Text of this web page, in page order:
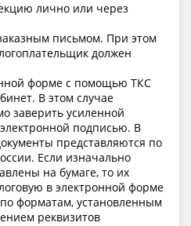
лично или через
письмом. При этом
должен
форме с помощью ТКС
В этом случае
заверить усиленной
подписью. В
представляются по
Если изначально
на бумаге, то их
в электронной форме
форматам, установленным
реквизитов